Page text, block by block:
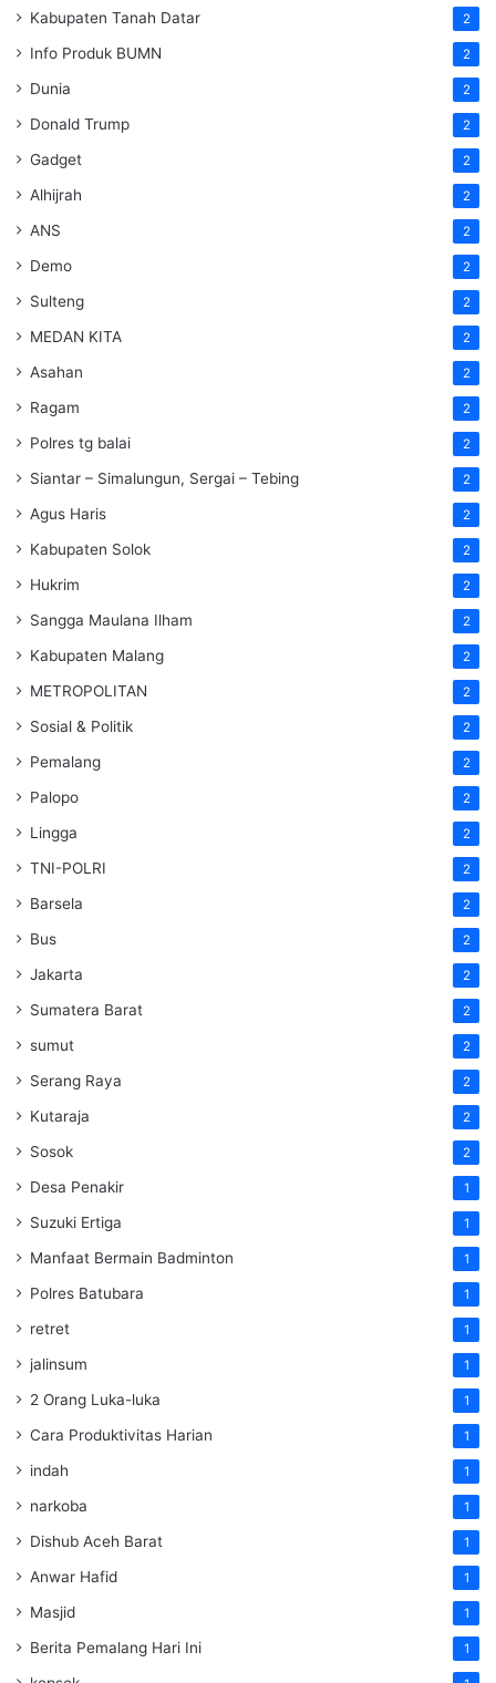
Kabupaten Tanah Datar 2
Info Produk BUMN 2
Dunia 2
Donald Trump 2
Gadget 2
Alhijrah 2
ANS 2
Demo 2
Sulteng 2
MEDAN KITA 2
Asahan 2
Ragam 2
Polres tg balai 2
Siantar – Simalungun, Sergai – Tebing 2
Agus Haris 2
Kabupaten Solok 2
Hukrim 2
Sangga Maulana Ilham 2
Kabupaten Malang 2
METROPOLITAN 2
Sosial & Politik 2
Pemalang 2
Palopo 2
Lingga 2
TNI-POLRI 2
Barsela 2
Bus 2
Jakarta 2
Sumatera Barat 2
sumut 2
Serang Raya 2
Kutaraja 2
Sosok 2
Desa Penakir 1
Suzuki Ertiga 1
Manfaat Bermain Badminton 1
Polres Batubara 1
retret 1
jalinsum 1
2 Orang Luka-luka 1
Cara Produktivitas Harian 1
indah 1
narkoba 1
Dishub Aceh Barat 1
Anwar Hafid 1
Masjid 1
Berita Pemalang Hari Ini 1